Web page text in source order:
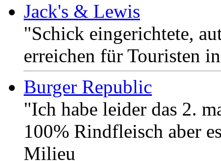
Jack's & Lewis
"Schick eingerichtete,
erreichen für Touristen
Burger Republic
"Ich habe leider das 2.
100% Rindfleisch aber
Milieu